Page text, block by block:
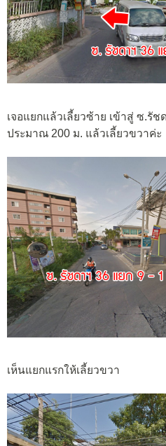
เจอแยกแล้วเลี้ยวซ้าย เข้าสู่ ซ.รัช
ประมาณ 200 ม. แล้วเลี้ยวขวาค่ะ
เห็นแยกแรกให้เลี้ยวขวา